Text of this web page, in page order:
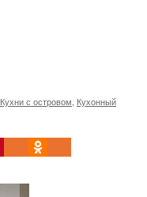
Кухни с островом, Кухонный